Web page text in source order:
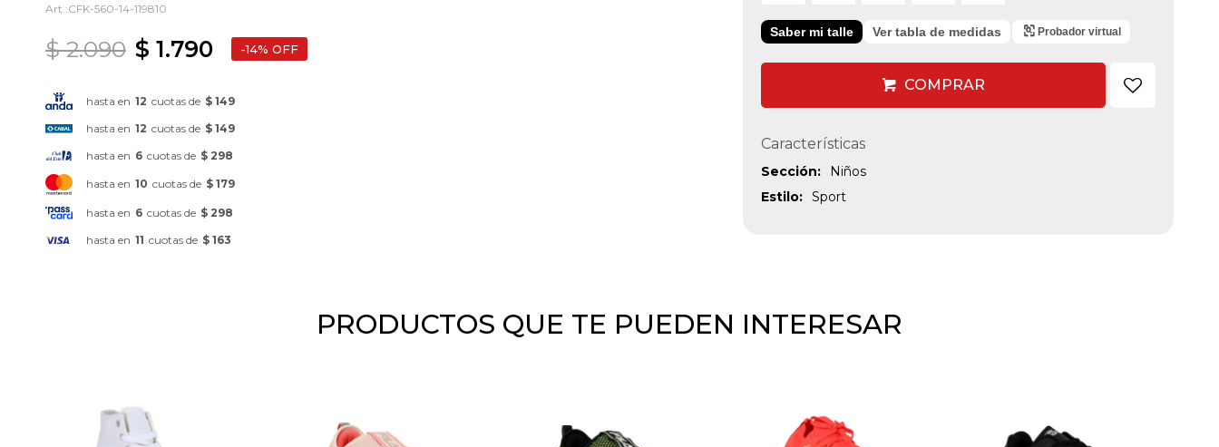
CFK-560-14-119810
$ 1.790
$ 2.090 14
hasta en 12 cuotas de $ 149
hasta en 12 cuotas de $ 149
hasta en 6 cuotas de $ 298
hasta en 10 cuotas de $ 179
hasta en 6 cuotas de $ 298
hasta en 11 cuotas de $ 163
Saber mi talle Ver tabla de medidas Probador virtual
COMPRAR
Características
Sección
Niños
Estilo
Sport
PRODUCTOS QUE TE PUEDEN INTERESAR